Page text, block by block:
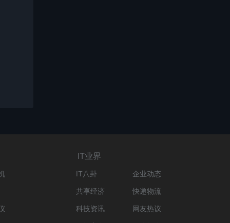
IT业界
IT八卦
企业动态
共享经济
快递物流
科技资讯
网友热议